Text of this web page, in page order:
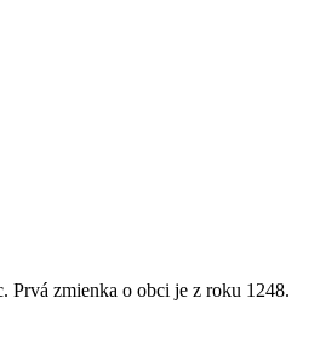
Prvá zmienka o obci je z roku 1248.